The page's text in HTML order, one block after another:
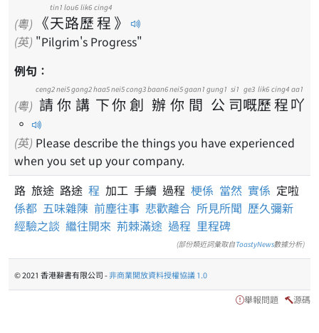
(粵) 《天
tin1
路
lou6
歷
lik6
程
cing4
》
(英) "Pilgrim's Progress"
例句：
(粵) 請
ceng2
你
nei5
講
gong2
下
haa5
你
nei5
創
cong3
辦
baan6
你
nei5
間
gaan1
公
gung1
司
si1
嘅
ge3
歷
lik6
程
cing4
吖
aa1
。
(英) Please describe the things you have experienced
when you set up your company.
路 旅途 路途 程 加工 手續 過程 梗係 當然 實係 定啦
係都 五味雜陳 前塵往事 悲歡離合 所見所聞 歷久彌新
經驗之談 繼往開來 荊棘滿途 過程 里程碑
(部份類近詞彙取自ToastyNews數據分析)
© 2021 香港辭書有限公司 -非商業開放資料授權協議 1.0
舉報問題 源碼